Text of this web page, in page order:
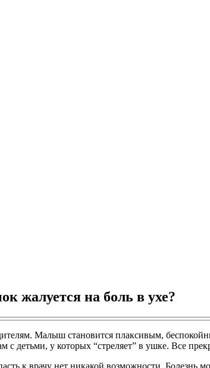
жалуется на боль в ухе?
Малыш становится плаксивым,
детьми, у которых “стреляет” в ушке. Все
к врачу нет никакой возможности.